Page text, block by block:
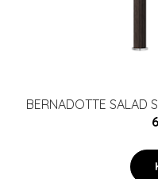
BERNADOTTE SALAD